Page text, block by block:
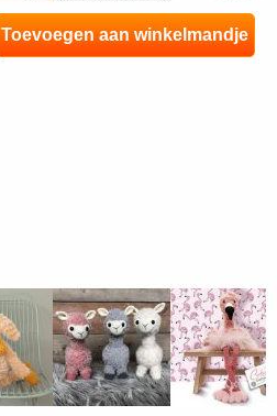
Toevoegen aan winkelmandje